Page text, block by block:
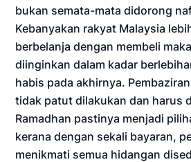
bukan semata-mata didorong
Kebanyakan rakyat Malaysia
berbelanja dengan membeli
diinginkan dalam kadar
habis pada akhirnya.
tidak patut dilakukan dan harus
Ramadhan pastinya menjadi
kerana dengan sekali bayaran,
menikmati semua hidangan